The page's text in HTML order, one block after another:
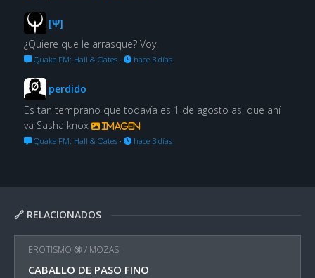
🔗 RELACIONADOS
EROTISMO 🔞/ MOZAS
CABALLO DE PASO FINO
[Ψ]
¿Quiere que le arrasque? Voy.
Quake FM: Hall & Oates· hace 3 días
perdido
Es tan temprano que todavía es 1 de agosto asi que ahí
va Sasha knox
Imagen
Quake FM: Hall & Oates· hace 3 días